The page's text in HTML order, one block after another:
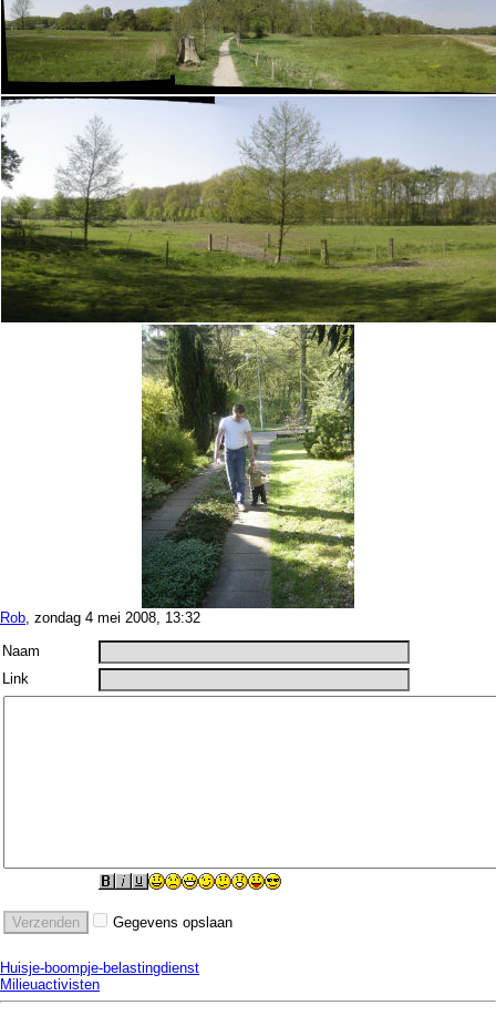
Rob, zondag 4 mei 2008, 13:32
Naam
Link
Gegevens opslaan
Huisje-boompje-belastingdienst
Milieuactivisten